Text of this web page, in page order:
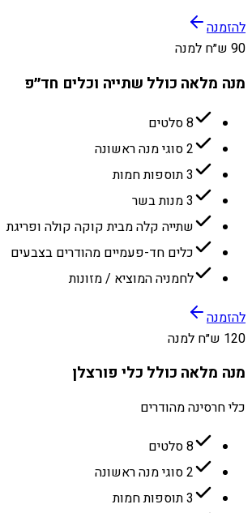
להזמנה
90 ש״ח למנה
מנה מלאה כולל שתייה וכלים חד״פ
8 סלטים
2 סוגי מנה ראשונה
3 תוספות חמות
3 מנות בשר
שתייה קלה מבית קוקה קולה ופריגת
כלים חד-פעמיים מהודרים בצבעים
לחמניה המוציא / מזונות
להזמנה
120 ש״ח למנה
מנה מלאה כולל כלי פורצלן
כלי חרסינה מהודרים
8 סלטים
2 סוגי מנה ראשונה
3 תוספות חמות